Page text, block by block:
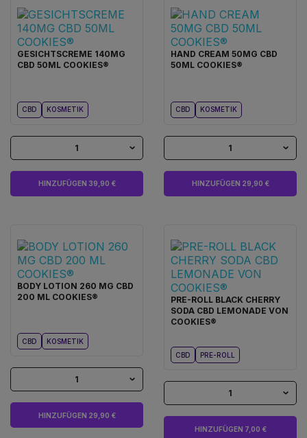
GESICHTSCREME 140MG
CBD 50ML COOKIES®
CBD KOSMETIK
1
HINZUFÜGEN 39,90 €
HAND CREAM 50MG CBD
50ML COOKIES®
CBD KOSMETIK
1
HINZUFÜGEN 29,90 €
BODY LOTION 260 MG CBD
200 ML COOKIES®
CBD KOSMETIK
1
HINZUFÜGEN 29,90 €
PRE-ROLL BLACK CHERRY
SODA CBD LEMONADE VON
COOKIES®
CBD PRE-ROLL
1
HINZUFÜGEN 7,00 €